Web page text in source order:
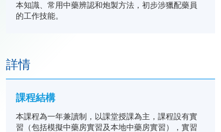
本知識、常用中藥辨認和炮製方法，初步涉獵配藥員
的工作技能。
詳情
課程結構
本課程為一年兼讀制，以課堂授課為主，課程設有實
習（包括模擬中藥房實習及本地中藥房實習），實習